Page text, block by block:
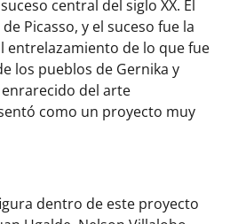
central del siglo XX. El
Picasso, y el suceso fue la
entrelazamiento de lo que fue
los pueblos de Gernika y
del arte
como un proyecto muy
dentro de este proyecto